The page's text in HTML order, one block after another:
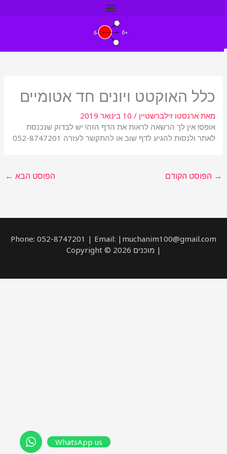
כלל האוקטט ויונים חד אטומיים
מאת ארנסטו זילברשטיין / 10 בינואר 2019
אופס! אין לך הרשאה לראות את הדף הזה! יש לבדוק שנכנסת
לאתר ולנסות להגיע לדף שוב או להתקשר לעזרה 052-8747201
→ הפוסט הקודם הפוסט הבא ←
Phone: 052-8747201 | Email: |muchanim100@gmail.com
| מוכנים Copyright © 2026
WhatsApp us